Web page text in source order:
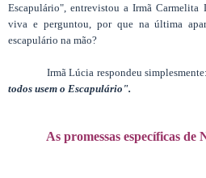
Escapulário", entrevistou a Irmã
viva e perguntou, por que na última
escapulário na mão?
Irmã Lúcia respondeu simplesmente:
todos usem o Escapulário".
As promessas específicas de